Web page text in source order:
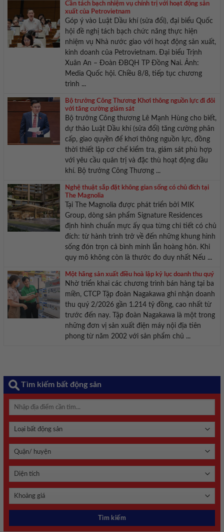
Cần tách bạch nhiệm vụ chính trị với hoạt động sản
xuất của Petrovietnam
Góp ý vào Luật Dầu khí (sửa đổi), đại biểu Quốc
hội đề nghị tách bạch chức năng thực hiện
nhiệm vụ Nhà nước giao với hoạt động sản xuất,
kinh doanh của Petrovietnam. Đại biểu Trịnh
Xuân An – Đoàn ĐBQH TP Đồng Nai. Ảnh:
Media Quốc hội. Chiều 8/8, tiếp tục chương
trình ...
Bộ trưởng Công Thương Khơi thông nguồn lực đi đôi
với tăng cường giám sát
Bộ trưởng Công thương Lê Mạnh Hùng cho biết,
dự thảo Luật Dầu khí (sửa đổi) tăng cường phân
cấp, giao quyền để khơi thông nguồn lực, đồng
thời thiết lập cơ chế kiểm tra, giám sát phù hợp
với yêu cầu quản trị và đặc thù hoạt động dầu
khí. Bộ trưởng Công Thương ...
Nghệ thuật sắp đặt không gian sống có chủ đích tại
The Magnolia
Tại The Magnolia được phát triển bởi MIK
Group, dòng sản phẩm Signature Residences
định hình chuẩn mực ấy qua từng chi tiết có chủ
đích: từ hành trình trở về đến những khung hình
sống đón trọn cả bình minh lẫn hoàng hôn. Khi
quy mô không còn là thước đo duy nhất Nếu ...
Một hãng sản xuất điều hoà lập kỷ lục doanh thu quý
Nhờ triển khai các chương trình bán hàng tại ba
miền, CTCP Tập đoàn Nagakawa ghi nhận doanh
thu quý 2/2026 gần 1.214 tỷ đồng, cao nhất từ
trước đến nay. Tập đoàn Nagakawa là một trong
những đơn vị sản xuất điện máy nội địa tiên
phong từ năm 2002 với sản phẩm chủ ...
Tìm kiếm bất động sản